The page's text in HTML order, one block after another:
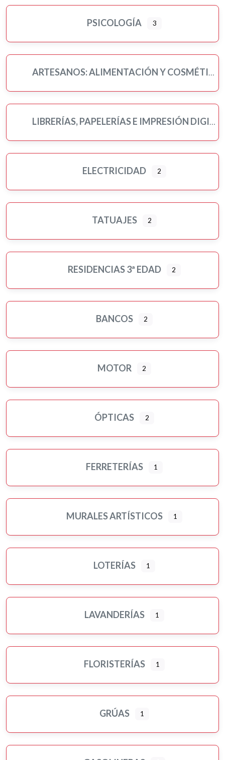
PSICOLOGÍA 3
ARTESANOS: ALIMENTACIÓN Y COSMÉTICA
LIBRERÍAS, PAPELERÍAS E IMPRESIÓN DIGITAL
ELECTRICIDAD 2
TATUAJES 2
RESIDENCIAS 3ª EDAD 2
BANCOS 2
MOTOR 2
ÓPTICAS 2
FERRETERÍAS 1
MURALES ARTÍSTICOS 1
LOTERÍAS 1
LAVANDERÍAS 1
FLORISTERÍAS 1
GRÚAS 1